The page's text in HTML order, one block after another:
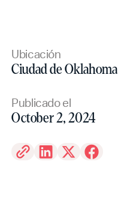
Ubicación
Ciudad de Oklahoma
Publicado el
October 2, 2024